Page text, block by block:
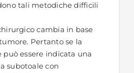
tali metodiche difficili
cambia in base
Pertanto se la
può essere indicata una
subotoale con